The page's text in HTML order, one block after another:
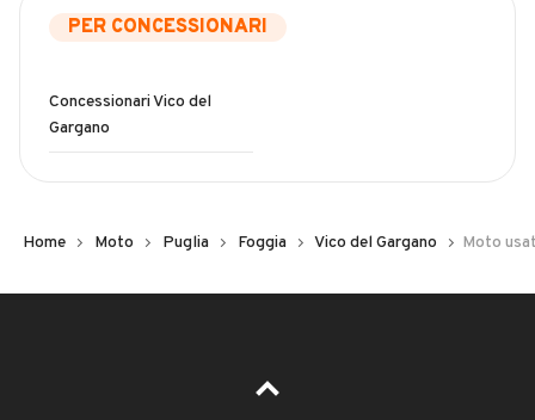
PER CONCESSIONARI
Concessionari Vico del
Gargano
Home Moto Puglia Foggia Vico del Gargano Moto